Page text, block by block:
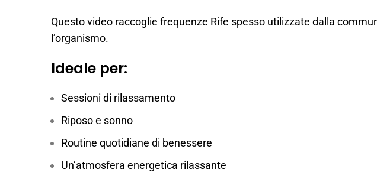
Questo video raccoglie frequenze Rife spesso utilizzate dalla
l’organismo.
Ideale per:
Sessioni di rilassamento
Riposo e sonno
Routine quotidiane di benessere
Un’atmosfera energetica rilassante